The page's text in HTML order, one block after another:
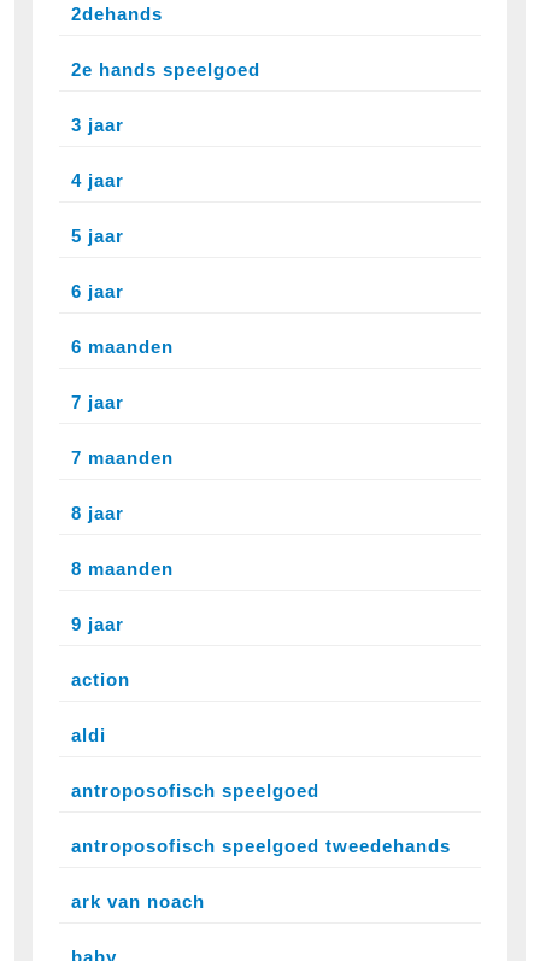
2dehands
2e hands speelgoed
3 jaar
4 jaar
5 jaar
6 jaar
6 maanden
7 jaar
7 maanden
8 jaar
8 maanden
9 jaar
action
aldi
antroposofisch speelgoed
antroposofisch speelgoed tweedehands
ark van noach
baby